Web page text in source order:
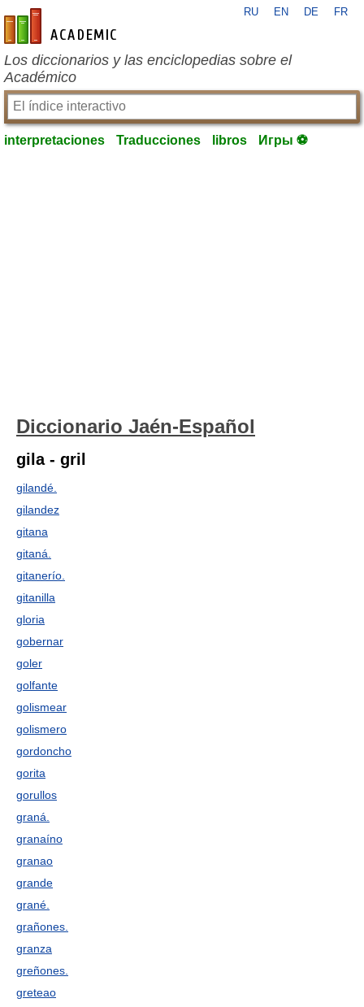
es-academic.com
RU EN DE FR
Los diccionarios y las enciclopedias sobre el
Académico
interpretaciones Traducciones libros Игры ⚽
Diccionario Jaén-Español
gila - gril
gilandé.
gilandez
gitana
gitaná.
gitanerío.
gitanilla
gloria
gobernar
goler
golfante
golismear
golismero
gordoncho
gorita
gorullos
graná.
granaíno
granao
grande
grané.
grañones.
granza
greñones.
greteao